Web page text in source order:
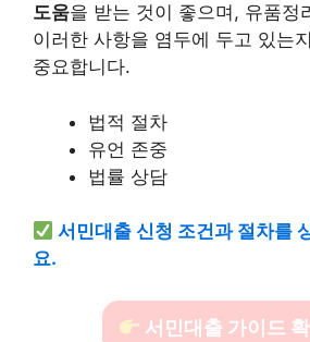
도움을 받는 것이 좋으며, 유품정
이러한 사항을 염두에 두고 있는
중요합니다.
법적 절차
유언 존중
법률 상담
서민대출 신청 조건과 절차를
요.
서민대출 가이드 확